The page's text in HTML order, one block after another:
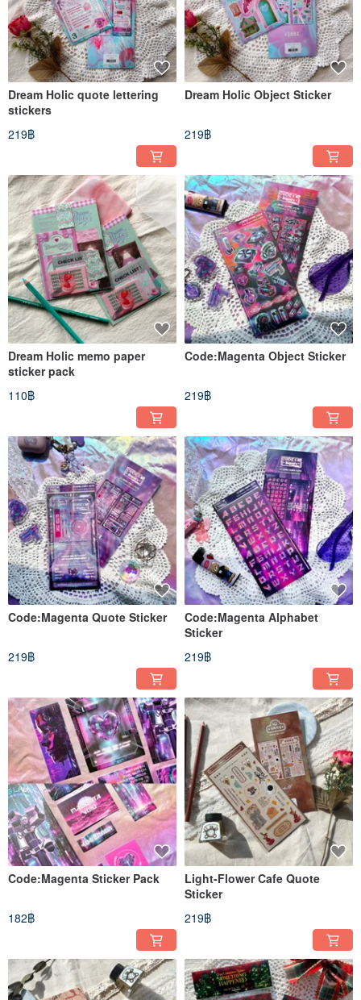
Dream Holic quote lettering
stickers
219฿
Dream Holic Object Sticker
219฿
Dream Holic memo paper
sticker pack
110฿
Code:Magenta Object Sticker
219฿
Code:Magenta Quote Sticker
219฿
Code:Magenta Alphabet
Sticker
219฿
Code:Magenta Sticker Pack
182฿
Light-Flower Cafe Quote
Sticker
219฿